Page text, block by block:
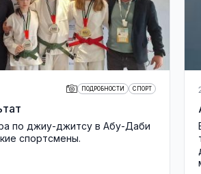
ПОДРОБНОСТИ СПОРТ
по джиу-джитсу в Абу-Даби
спортсмены.